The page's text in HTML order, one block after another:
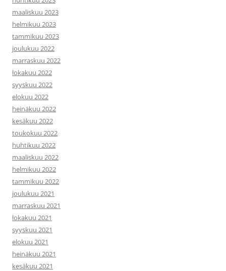
maaliskuu 2023
helmikuu 2023
tammikuu 2023
joulukuu 2022
marraskuu 2022
lokakuu 2022
syyskuu 2022
elokuu 2022
heinäkuu 2022
kesäkuu 2022
toukokuu 2022
huhtikuu 2022
maaliskuu 2022
helmikuu 2022
tammikuu 2022
joulukuu 2021
marraskuu 2021
lokakuu 2021
syyskuu 2021
elokuu 2021
heinäkuu 2021
kesäkuu 2021